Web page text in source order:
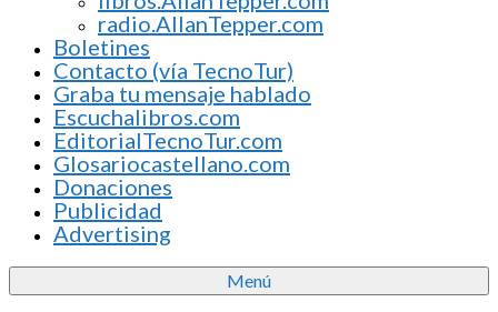
radio.AllanTepper.com
Boletines
Contacto (vía TecnoTur)
Graba tu mensaje hablado
Escuchalibros.com
EditorialTecnoTur.com
Glosariocastellano.com
Donaciones
Publicidad
Advertising
Menú